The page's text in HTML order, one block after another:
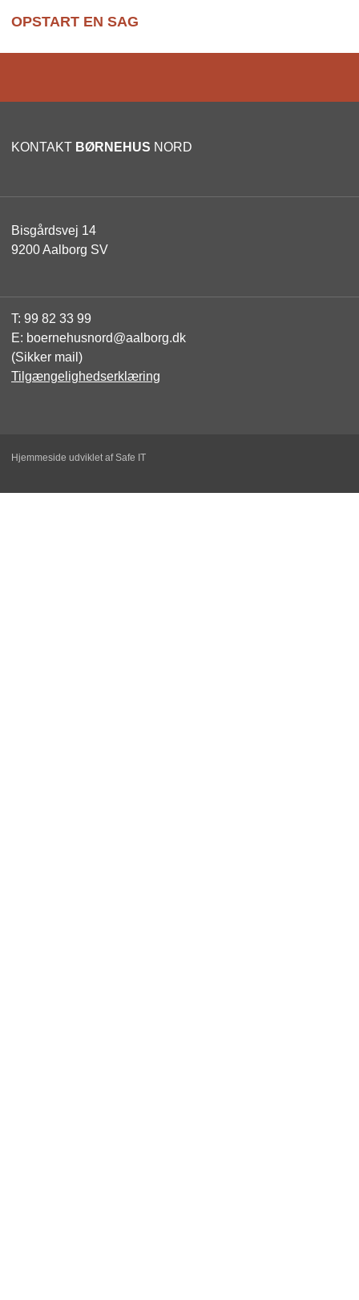
OPSTART EN SAG
KONTAKT BØRNEHUS NORD
Bisgårdsvej 14
9200 Aalborg SV
T: 99 82 33 99
E: boernehusnord@aalborg.dk
(Sikker mail)
Tilgængelighedserklæring
Hjemmeside udviklet af Safe IT